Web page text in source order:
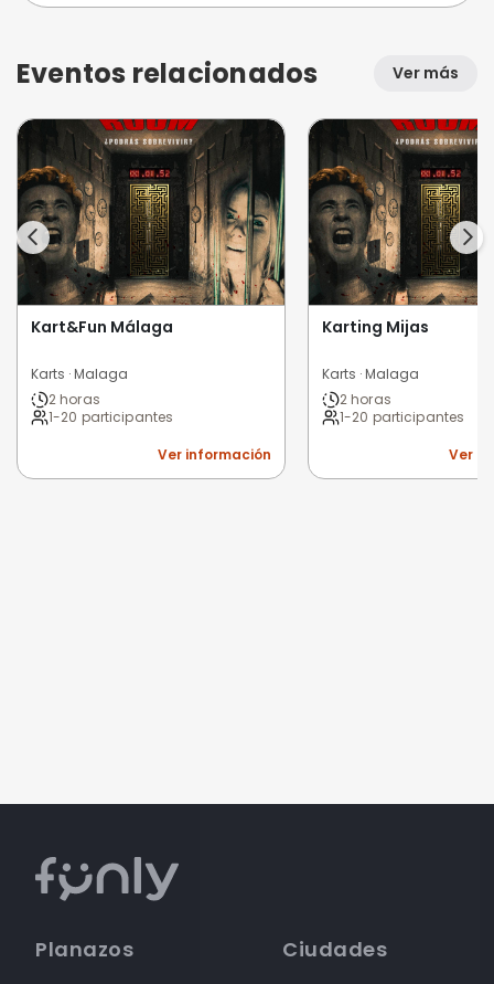
Eventos relacionados Ver más
Kart&Fun Málaga
Karts · Malaga
2 horas
1-20 participantes
Ver información
Karting Mijas
Karts · Malaga
2 horas
1-20 participantes
Ver
Planazos Ciudades